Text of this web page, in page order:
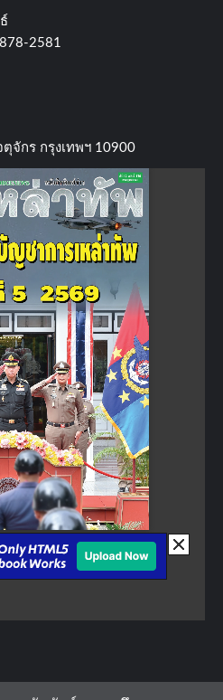
2581
จักร​ กรุงเทพฯ 10900